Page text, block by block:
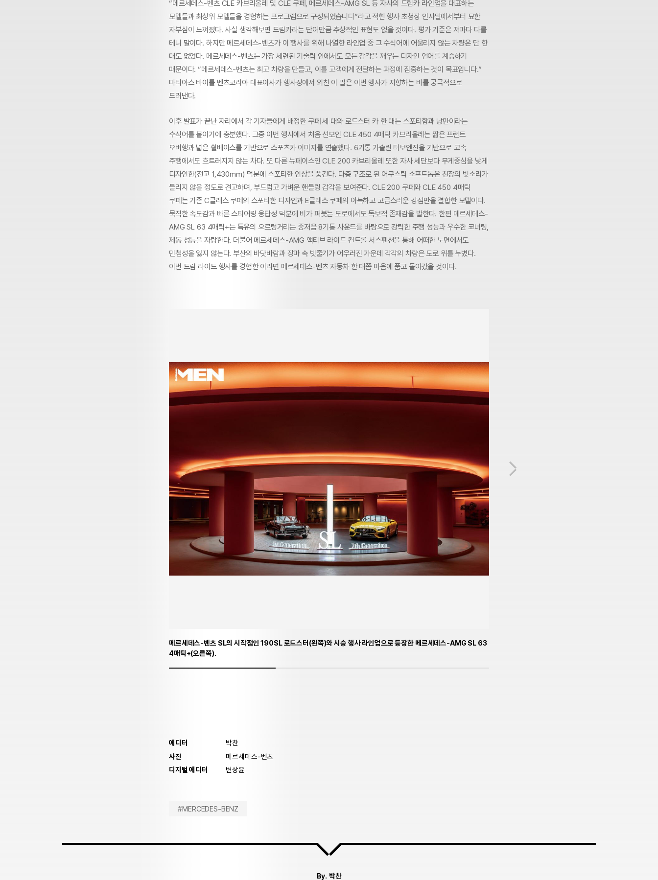
“메르세데스-벤츠 CLE 카브리올레 및 CLE 쿠페, 메르세데스-AMG SL 등 자사의 드림카 라인업을 대표하는
모델들과 최상위 모델들을 경험하는 프로그램으로 구성되었습니다”라고 적힌 행사 초청장 인사말에서부터 묘한
자부심이 느껴졌다. 사실 생각해보면 드림카라는 단어만큼 추상적인 표현도 없을 것이다. 평가 기준은 저마다 다를
테니 말이다. 하지만 메르세데스-벤츠가 이 행사를 위해 나열한 라인업 중 그 수식어에 어울리지 않는 차량은 단 한
대도 없었다. 메르세데스-벤츠는 가장 세련된 기술력 안에서도 모든 감각을 깨우는 디자인 언어를 계승하기
때문이다. “메르세데스-벤츠는 최고 차량을 만들고, 이를 고객에게 전달하는 과정에 집중하는 것이 목표입니다.”
마티아스 바이틀 벤츠코리아 대표이사가 행사장에서 외친 이 말은 이번 행사가 지향하는 바를 궁극적으로
드러낸다.
이후 발표가 끝난 자리에서 각 기자들에게 배정한 쿠페 세 대와 로드스터 카 한 대는 스포티함과 낭만이라는
수식어를 붙이기에 충분했다. 그중 이번 행사에서 처음 선보인 CLE 450 4매틱 카브리올레는 짧은 프런트
오버행과 넓은 휠베이스를 기반으로 스포츠카 이미지를 연출했다. 6기통 가솔린 터보엔진을 기반으로 고속
주행에서도 흐트러지지 않는 차다. 또 다른 뉴페이스인 CLE 200 카브리올레 또한 자사 세단보다 무게중심을 낮게
디자인한(전고 1,430mm) 덕분에 스포티한 인상을 풍긴다. 다층 구조로 된 어쿠스틱 소프트톱은 천장의 빗소리가
들리지 않을 정도로 견고하며, 부드럽고 가벼운 핸들링 감각을 보여준다. CLE 200 쿠페와 CLE 450 4매틱
쿠페는 기존 C클래스 쿠페의 스포티한 디자인과 E클래스 쿠페의 아늑하고 고급스러운 강점만을 결합한 모델이다.
묵직한 속도감과 빠른 스티어링 응답성 덕분에 비가 퍼붓는 도로에서도 독보적 존재감을 발한다. 한편 메르세데스-
AMG SL 63 4매틱+는 특유의 으르렁거리는 중저음 8기통 사운드를 바탕으로 강력한 주행 성능과 우수한 코너링,
제동 성능을 자랑한다. 더불어 메르세데스-AMG 액티브 라이드 컨트롤 서스펜션을 통해 어떠한 노면에서도
민첩성을 잃지 않는다. 부산의 바닷바람과 장마 속 빗줄기가 어우러진 가운데 각각의 차량은 도로 위를 누볐다.
이번 드림 라이드 행사를 경험한 이라면 메르세데스-벤츠 자동차 한 대쯤 마음에 품고 돌아갔을 것이다.
메르세데스-벤츠 SL의 시작점인 190SL 로드스터(왼쪽)와 시승 행사 라인업으로 등장한 메르세데스-AMG SL 63
4매틱+(오른쪽).
NEXT
에디터
박찬
사진
메르세데스-벤츠
디지털 에디터
변상윤
#MERCEDES-BENZ
By. 박찬